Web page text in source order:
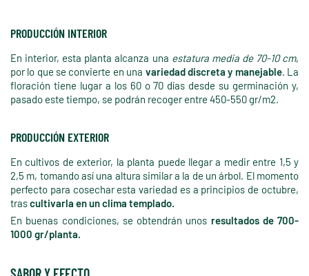
PRODUCCIÓN INTERIOR
En interior, esta planta alcanza una estatura media de 70-10 cm,
por lo que se convierte en una variedad discreta y manejable. La
floración tiene lugar a los 60 o 70 días desde su germinación y,
pasado este tiempo, se podrán recoger entre 450-550 gr/m2.
PRODUCCIÓN EXTERIOR
En cultivos de exterior, la planta puede llegar a medir entre 1,5 y
2,5 m, tomando así una altura similar a la de un árbol. El momento
perfecto para cosechar esta variedad es a principios de octubre,
trascultivarla en un clima templado.
En buenas condiciones, se obtendrán unos resultados de 700-
1000 gr/planta.